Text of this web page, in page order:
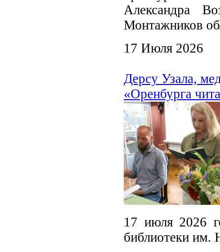
Александра
Монтажников
17 Июля 2026
Дерсу Узала,
«Оренбурга
17 июля 2026
библиотеки им.